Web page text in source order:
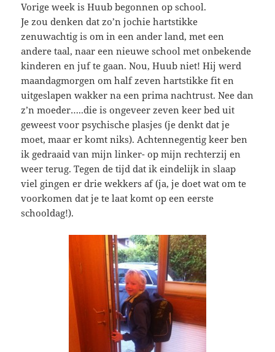
Vorige week is Huub begonnen op school.
Je zou denken dat zo’n jochie hartstikke
zenuwachtig is om in een ander land, met een
andere taal, naar een nieuwe school met onbekende
kinderen en juf te gaan. Nou, Huub niet! Hij werd
maandagmorgen om half zeven hartstikke fit en
uitgeslapen wakker na een prima nachtrust. Nee dan
z’n moeder…..die is ongeveer zeven keer bed uit
geweest voor psychische plasjes (je denkt dat je
moet, maar er komt niks). Achtennegentig keer ben
ik gedraaid van mijn linker- op mijn rechterzij en
weer terug. Tegen de tijd dat ik eindelijk in slaap
viel gingen er drie wekkers af (ja, je doet wat om te
voorkomen dat je te laat komt op een eerste
schooldag!).